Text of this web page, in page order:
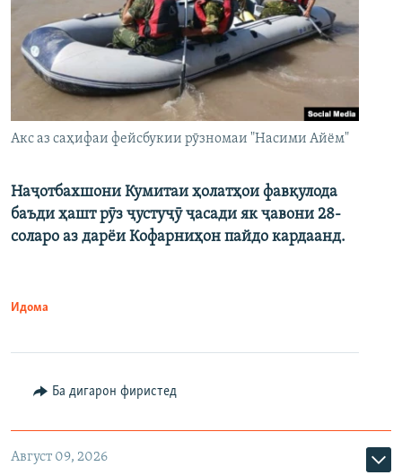
Акс аз саҳифаи фейсбукии рӯзномаи "Насими Айём"
Наҷотбахшони Кумитаи ҳолатҳои фавқулода
баъди ҳашт рӯз ҷустуҷӯ ҷасади як ҷавони 28-
соларо аз дарёи Кофарниҳон пайдо кардаанд.
Идома
Ба дигарон фиристед
Август 09, 2026